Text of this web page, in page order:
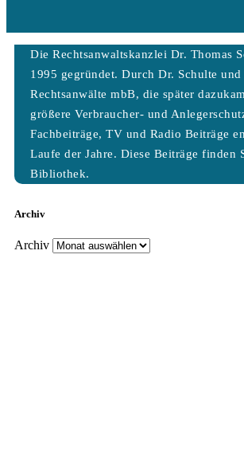
Die Rechtsanwaltskanzlei Dr. Thomas
1995 gegründet. Durch Dr. Schulte und
Rechtsanwälte mbB, die später
größere Verbraucher- und
Fachbeiträge, TV und Radio Beiträge
Laufe der Jahre. Diese Beiträge finden
Bibliothek.
Archiv
Archiv